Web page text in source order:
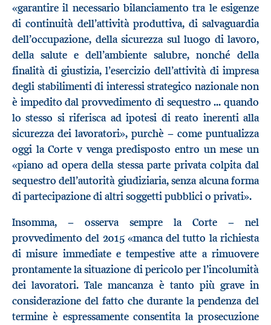
«garantire il necessario bilanciamento tra le esigenze
di continuità dell’attività produttiva, di salvaguardia
dell’occupazione, della sicurezza sul luogo di lavoro,
della salute e dell’ambiente salubre, nonché della
finalità di giustizia, l’esercizio dell’attività di impresa
degli stabilimenti di interessi strategico nazionale non
è impedito dal provvedimento di sequestro ... quando
lo stesso si riferisca ad ipotesi di reato inerenti alla
sicurezza dei lavoratori», purchè − come puntualizza
oggi la Corte v venga predisposto entro un mese un
«piano ad opera della stessa parte privata colpita dal
sequestro dell’autorità giudiziaria, senza alcuna forma
di partecipazione di altri soggetti pubblici o privati».
Insomma, − osserva sempre la Corte − nel
provvedimento del 2015 «manca del tutto la richiesta
di misure immediate e tempestive atte a rimuovere
prontamente la situazione di pericolo per l’incolumità
dei lavoratori. Tale mancanza è tanto più grave in
considerazione del fatto che durante la pendenza del
termine è espressamente consentita la prosecuzione